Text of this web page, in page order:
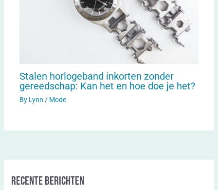
Stalen horlogeband inkorten zonder
gereedschap: Kan het en hoe doe je het?
By Lynn / Mode
Recente berichten